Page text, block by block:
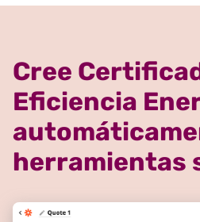
Cree
Eficiencia
herramientas